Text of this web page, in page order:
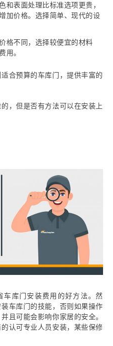
和表面处理比标准选项更贵，
加价格。选择简单、现代的设
格不同，选择较便宜的材料
用。
合预算的车库门，提供丰富的
，但是否有方法可以在安装上
车库门安装费用的好方法。然
车库门的技能，否则如果操作
且可能会影响你家居的安全。
认可专业人员安装，某些保修